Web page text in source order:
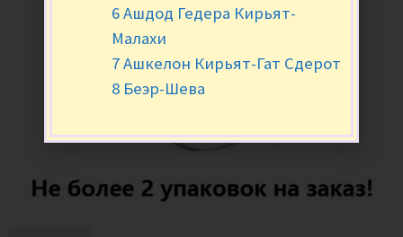
6 Ашдод Гедера Кирьят-
Малахи
7 Ашкелон Кирьят-Гат Сдерот
8 Беэр-Шева